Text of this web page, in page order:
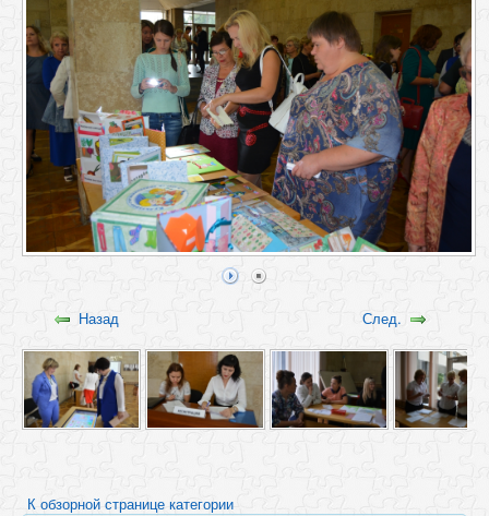
Назад След.
К обзорной странице категории